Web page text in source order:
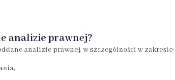
analizie prawnej?
analizie prawnej, w szczególności w zakresie: